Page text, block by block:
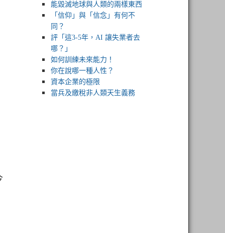
能毀滅地球與人類的兩樣東西
「信仰」與「信念」有何不
同？
評「這3-5年，AI 讓失業者去
哪？」
如何訓練未來能力！
你在說哪一種人性？
資本企業的極限
當兵及繳稅非人類天生義務